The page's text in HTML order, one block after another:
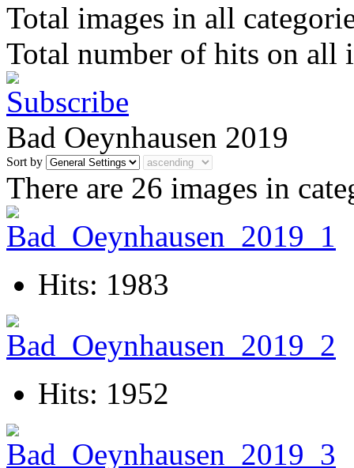
Total images in all
Total number of hits on all
Bad Oeynhausen 2019
Sort by
There are 26 images in
Hits: 1983
Hits: 1952